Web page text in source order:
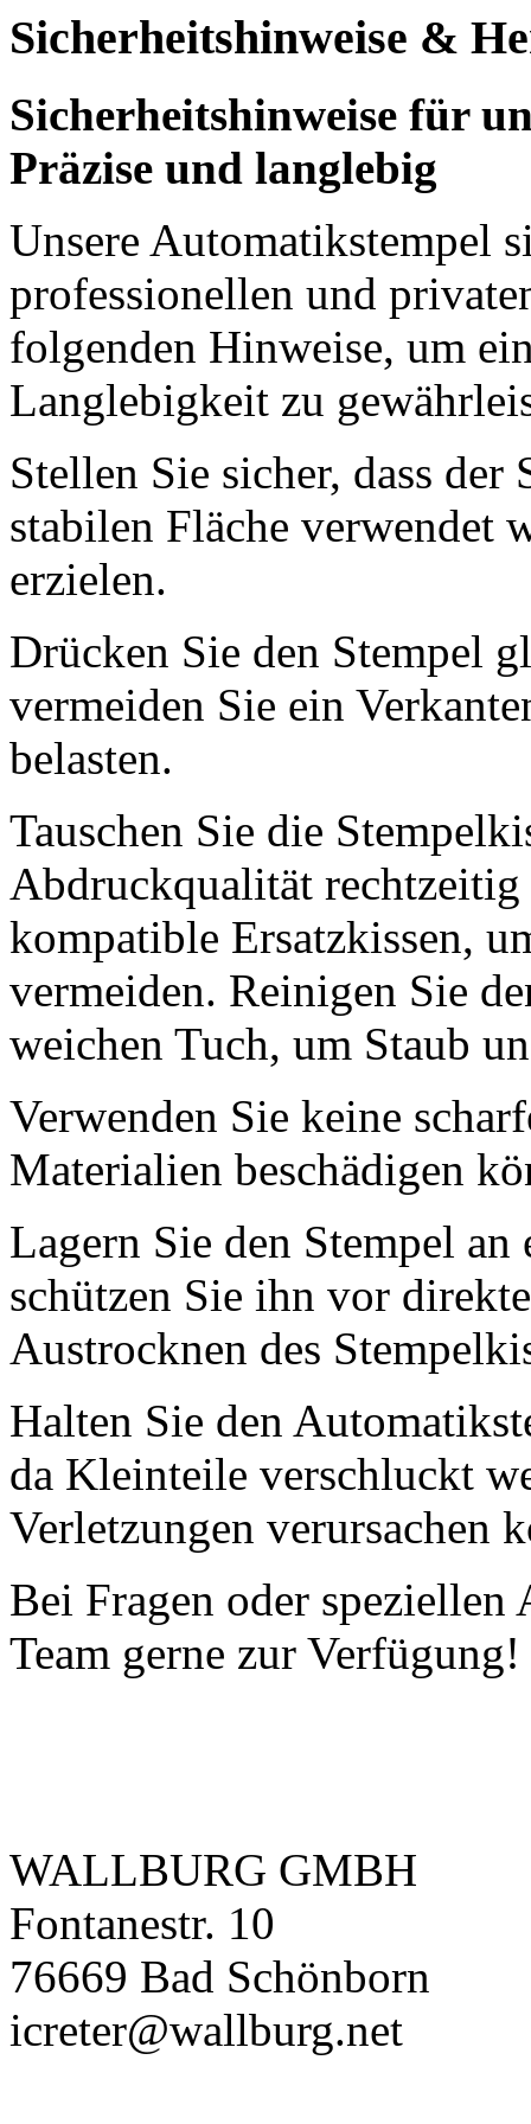
Sicherheitshinweise &
Sicherheitshinweise für
Präzise und langlebig
Unsere Automatikstempel
professionellen und
folgenden Hinweise, um
Langlebigkeit zu
Stellen Sie sicher, dass der
stabilen Fläche verwendet
erzielen.
Drücken Sie den Stempel
vermeiden Sie ein
belasten.
Tauschen Sie die
Abdruckqualität rechtzeitig
kompatible Ersatzkissen,
vermeiden. Reinigen Sie
weichen Tuch, um Staub
Verwenden Sie keine
Materialien beschädigen
Lagern Sie den Stempel
schützen Sie ihn vor
Austrocknen des
Halten Sie den
da Kleinteile verschluckt
Verletzungen verursachen
Bei Fragen oder speziellen
Team gerne zur Verfügung!
WALLBURG GMBH
Fontanestr. 10
76669 Bad Schönborn
icreter@wallburg.net